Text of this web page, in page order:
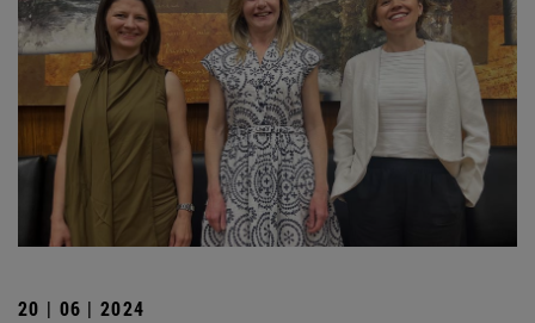
20 | 06 | 2024